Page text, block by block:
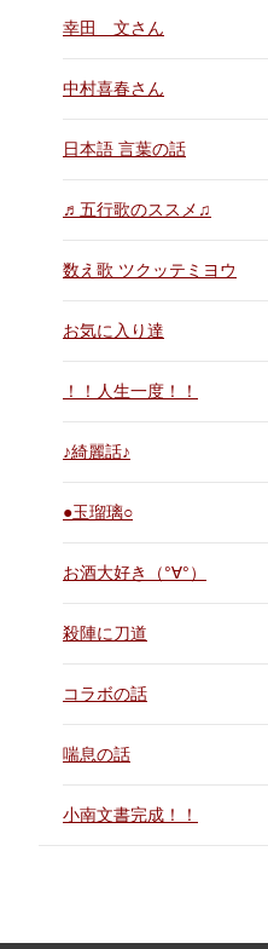
幸田 文さん
中村喜春さん
日本語 言葉の話
♬五行歌のススメ♫
数え歌 ツクッテミヨウ
お気に入り達
！！人生一度！！
♪綺麗話♪
●玉瑠璃○
お酒大好き（°∀°）
殺陣に刀道
コラボの話
喘息の話
小南文書完成！！